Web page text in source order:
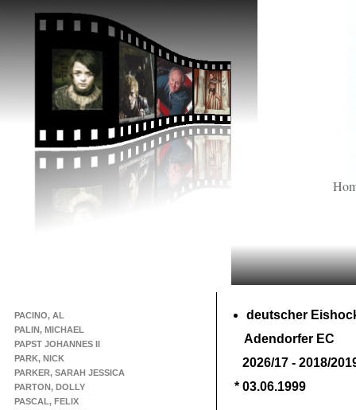
PACINO, AL
PALIN, MICHAEL
PAPST JOHANNES II
PARK, NICK
PARKER, SARAH JESSICA
PARTON, DOLLY
PASCAL, FELIX
deutscher
Adendorfer EC
2026/17 - 2018/
* 03.06.1999